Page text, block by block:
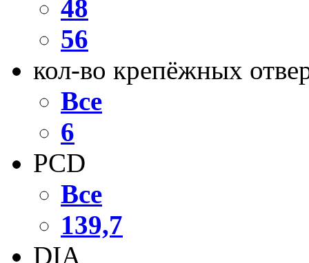
48
56
кол-во крепёжных
Все
6
PCD
Все
139,7
DIA